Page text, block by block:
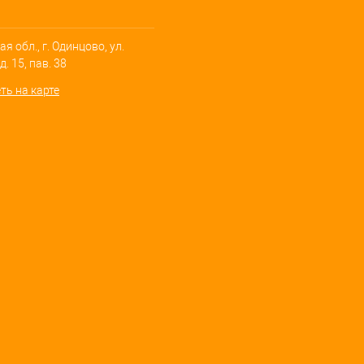
обл., г. Одинцово, ул.
15, пав. 38
на карте